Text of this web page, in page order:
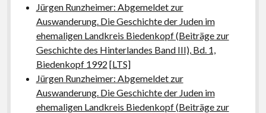
Jürgen Runzheimer: Abgemeldet zur
Auswanderung. Die Geschichte der Juden im
ehemaligen Landkreis Biedenkopf (Beiträge zur
Geschichte des Hinterlandes Band III), Bd. 1,
Biedenkopf 1992 [LTS]
Jürgen Runzheimer: Abgemeldet zur
Auswanderung. Die Geschichte der Juden im
ehemaligen Landkreis Biedenkopf (Beiträge zur